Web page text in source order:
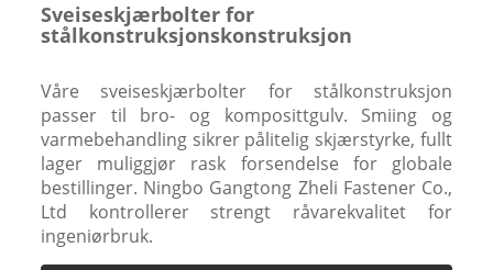
Sveiseskjærbolter for
stålkonstruksjonskonstruksjon
Våre sveiseskjærbolter for stålkonstruksjon
passer til bro- og komposittgulv. Smiing og
varmebehandling sikrer pålitelig skjærstyrke, fullt
lager muliggjør rask forsendelse for globale
bestillinger. Ningbo Gangtong Zheli Fastener Co.,
Ltd kontrollerer strengt råvarekvalitet for
ingeniørbruk.